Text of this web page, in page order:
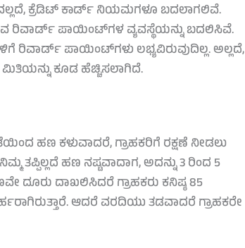
ಕ್ರೆಡಿಟ್ ಕಾರ್ಡ್ ನಿಯಮಗಳೂ ಬದಲಾಗಲಿವೆ.
ರಿವಾರ್ಡ್ ಪಾಯಿಂಟ್‌ಗಳ ವ್ಯವಸ್ಥೆಯನ್ನು ಬದಲಿಸಿವೆ.
ರಿವಾರ್ಡ್ ಪಾಯಿಂಟ್‌ಗಳು ಲಭ್ಯವಿರುವುದಿಲ್ಲ. ಅಲ್ಲದೆ,
ಮಿತಿಯನ್ನು ಕೂಡ ಹೆಚ್ಚಿಸಲಾಗಿದೆ.
ಹಣ ಕಳುವಾದರೆ, ಗ್ರಾಹಕರಿಗೆ ರಕ್ಷಣೆ ನೀಡಲು
ತಪ್ಪಿಲ್ಲದೆ ಹಣ ನಷ್ಟವಾದಾಗ, ಅದನ್ನು 3 ರಿಂದ 5
ದೂರು ದಾಖಲಿಸಿದರೆ ಗ್ರಾಹಕರು ಕನಿಷ್ಠ 85
ಆದರೆ ವರದಿಯು ತಡವಾದರೆ ಗ್ರಾಹಕರೇ